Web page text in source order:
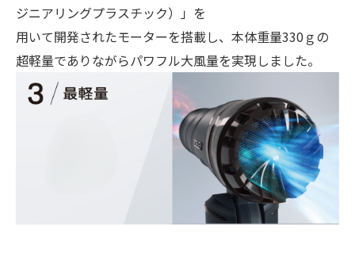
ジニアリングプラスチック）」を
用いて開発されたモーターを搭載し、本体重量330ｇの
超軽量でありながらパワフル大風量を実現しました。